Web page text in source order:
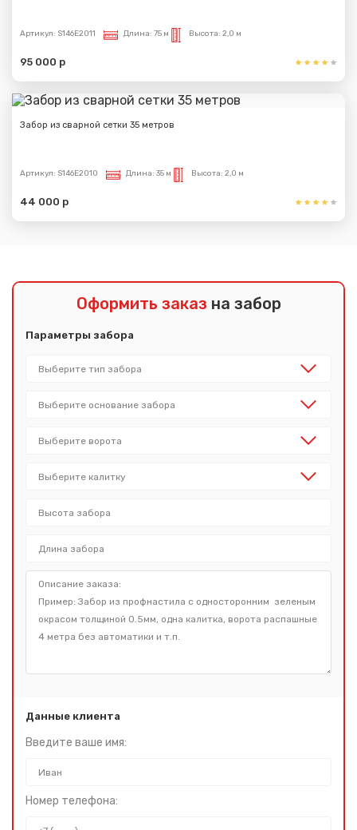
Артикул: S146E2011 Длина: 75 м Высота: 2,0 м
95 000 р
Забор из сварной сетки 35 метров
Артикул: S146E2010 Длина: 35 м Высота: 2,0 м
44 000 р
Оформить заказ на забор
Параметры забора
Данные клиента
Введите ваше имя:
Номер телефона: